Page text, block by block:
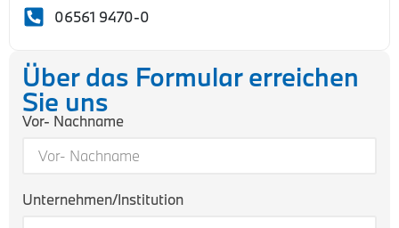
06561 9470-0
Über das Formular erreichen
Sie uns
Vor- Nachname
Unternehmen/Institution